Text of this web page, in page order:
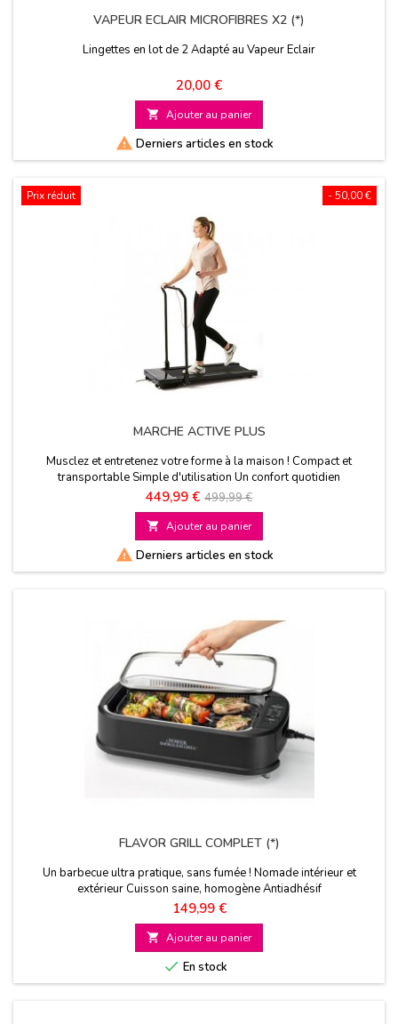
VAPEUR ECLAIR MICROFIBRES X2 (*)
Lingettes en lot de 2 Adapté au Vapeur Eclair
Prix
20,00 €
 Ajouter au panier
 Derniers articles en stock
- 50,00 €
Prix réduit
MARCHE ACTIVE PLUS
Musclez et entretenez votre forme à la maison ! Compact et
transportable Simple d'utilisation Un confort quotidien
Prix
449,99 € Prix
de
base
499,99 €
 Ajouter au panier
 Derniers articles en stock
FLAVOR GRILL COMPLET (*)
Un barbecue ultra pratique, sans fumée ! Nomade intérieur et
extérieur Cuisson saine, homogène Antiadhésif
Prix
149,99 €
 Ajouter au panier
 En stock